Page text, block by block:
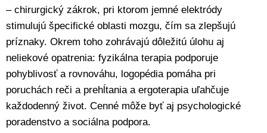
– chirurgický zákrok, pri ktorom jemné elektródy
stimulujú špecifické oblasti mozgu, čím sa zlepšujú
príznaky. Okrem toho zohrávajú dôležitú úlohu aj
neliekové opatrenia: fyzikálna terapia podporuje
pohyblivosť a rovnováhu, logopédia pomáha pri
poruchách reči a prehĺtania a ergoterapia uľahčuje
každodenný život. Cenné môže byť aj psychologické
poradenstvo a sociálna podpora.